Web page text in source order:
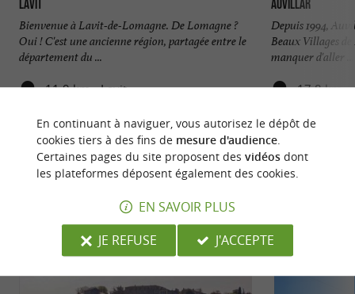
Lavit
Bienvenue à Lavit-de-Lomagne. De Lomagne ?
Oui ! C'est une ancienne région, partagée entre le
département du ...
11,9 km - Lavit
Auvillar
Depuis 1994,
Beaux Villages
manquer d'aller ...
17,8 km -
NOUS AVONS TESTÉPOUR VOUS
En continuant à naviguer, vous autorisez le dépôt de
cookies tiers à des fins de mesure d'audience.
Certaines pages du site proposent des vidéosdont
les plateformes déposent également des cookies.
EN SAVOIR PLUS
JE REFUSE
J'ACCEPTE